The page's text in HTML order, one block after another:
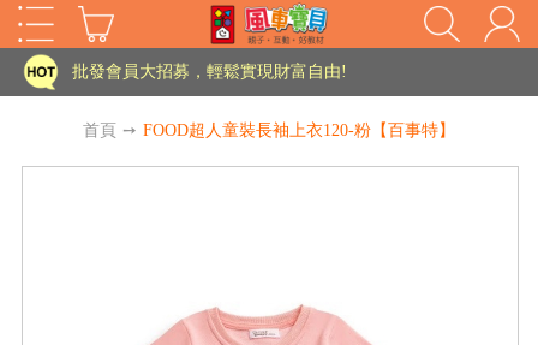
家長樂了!「風車書版集團暨FOOD超人企業總部」目前正興建中!
批發會員大招募，輕鬆實現財富自由!
老師您好!!幼教會員火熱招募中~
批發會員大招募，輕鬆實現財富自由!
首頁 ➙ FOOD超人童裝長袖上衣120-粉【百事特】